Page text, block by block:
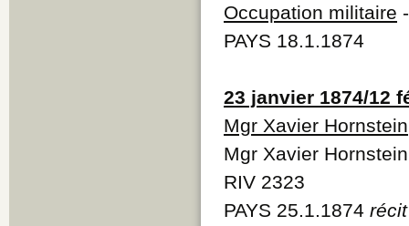
Occupation militaire
PAYS 18.1.1874
23 janvier 1874/12
Mgr Xavier Hornstein
Mgr Xavier Hornstein
RIV 2323
PAYS 25.1.1874 récit